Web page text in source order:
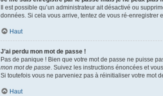
Il est possible qu’un administrateur ait désactivé ou
données. Si cela vous arrive, tentez de vous ré-enregistrer
Haut
J’ai perdu mon mot de passe !
Pas de panique ! Bien que votre mot de passe ne puisse
mon mot de passe. Suivez les instructions énoncées et
Si toutefois vous ne parveniez pas à réinitialiser votre mot
Haut